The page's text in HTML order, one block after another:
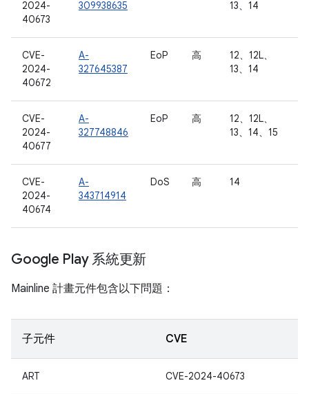
2024-
40673
309938635 13、14
CVE-
2024-
40672
A-
327645387
EoP 高
12、12L、
13、14
CVE-
2024-
40677
A-
327748846
EoP 高
12、12L、
13、14、15
CVE-
2024-
40674
A-
343714914
DoS 高 14
Google Play 系統更新
Mainline 計畫元件包含以下問題：
子元件 CVE
ART CVE-2024-40673